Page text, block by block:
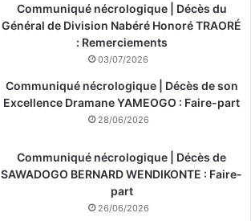
Communiqué nécrologique | Décès du
Général de Division Nabéré Honoré TRAORÉ
: Remerciements
03/07/2026
Communiqué nécrologique | Décès de son
Excellence Dramane YAMEOGO : Faire-part
28/06/2026
Communiqué nécrologique | Décès de
SAWADOGO BERNARD WENDIKONTE : Faire-
part
26/06/2026